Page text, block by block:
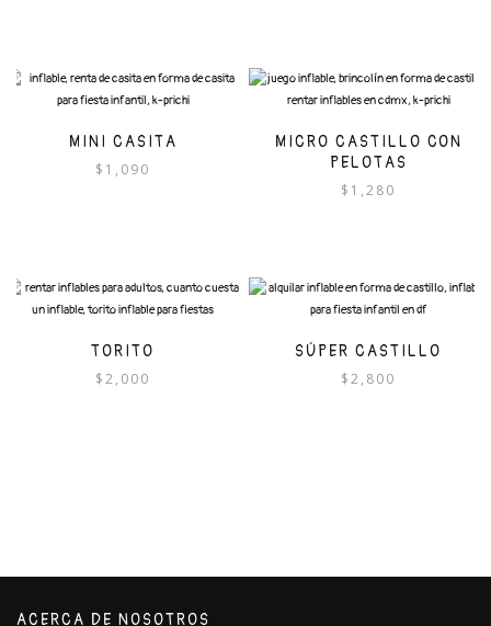
MINI CASITA
$ 1,090
MICRO CASTILLO CON
PELOTAS
$ 1,280
TORITO
$2,000
SÚPER CASTILLO
$2,800
ACERCA DE NOSOTROS